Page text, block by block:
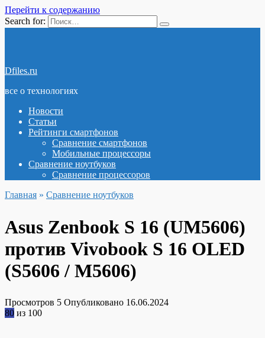
Перейти к содержанию
Search for:
Dfiles.ru
все о технологиях
Новости
Статьи
Рейтинги смартфонов
Сравнение смартфонов
Мобильные процессоры
Сравнение ноутбуков
Сравнение процессоров
Главная » Сравнение ноутбуков
Asus Zenbook S 16 (UM5606)
против Vivobook S 16 OLED
(S5606 / M5606)
Просмотров 5 Опубликовано 16.06.2024
80 из 100